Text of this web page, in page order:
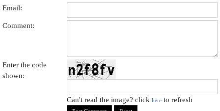
Email:
Comment:
Enter the code
shown:
Can't read the image? clickhere to refresh